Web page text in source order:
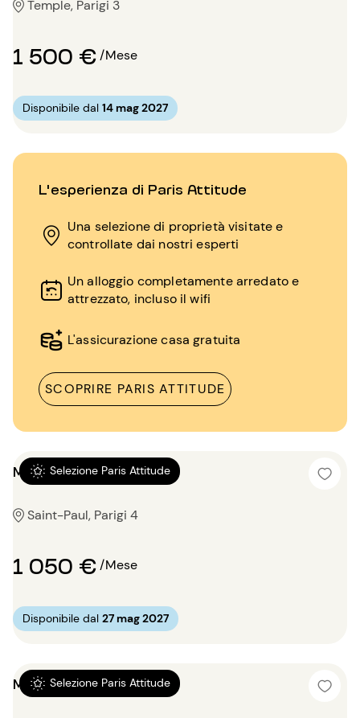
L'esperienza di Paris Attitude
Una selezione di proprietà visitate e
controllate dai nostri esperti
Un alloggio completamente arredato e
attrezzato, incluso il wifi
L'assicurazione casa gratuita
SCOPRIRE PARIS ATTITUDE
Temple, Parigi 3
1 500 €/Mese
Disponibile dal 14 mag 2027
Selezione Paris Attitude
Mansardato 13m²
Saint-Paul, Parigi 4
1 050 €/Mese
Disponibile dal 27 mag 2027
Selezione Paris Attitude
Monolocale 21m²